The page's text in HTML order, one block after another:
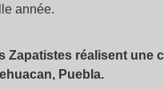
année.
Zapatistes réalisent une
Puebla.